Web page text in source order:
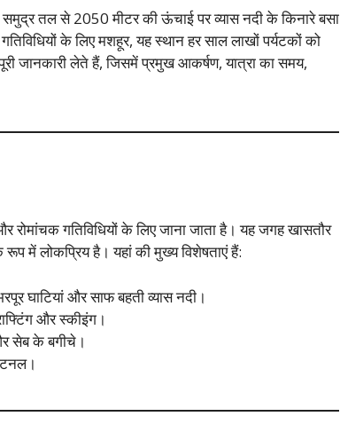
तल से 2050 मीटर की ऊंचाई पर व्यास नदी के किनारे बसा
के लिए मशहूर, यह स्थान हर साल लाखों पर्यटकों को
जानकारी लेते हैं, जिसमें प्रमुख आकर्षण, यात्रा का समय,
रोमांचक गतिविधियों के लिए जाना जाता है। यह जगह खासतौर
में लोकप्रिय है। यहां की मुख्य विशेषताएं हैं:
घाटियां और साफ बहती व्यास नदी।
और स्कीइंग।
सेब के बगीचे।